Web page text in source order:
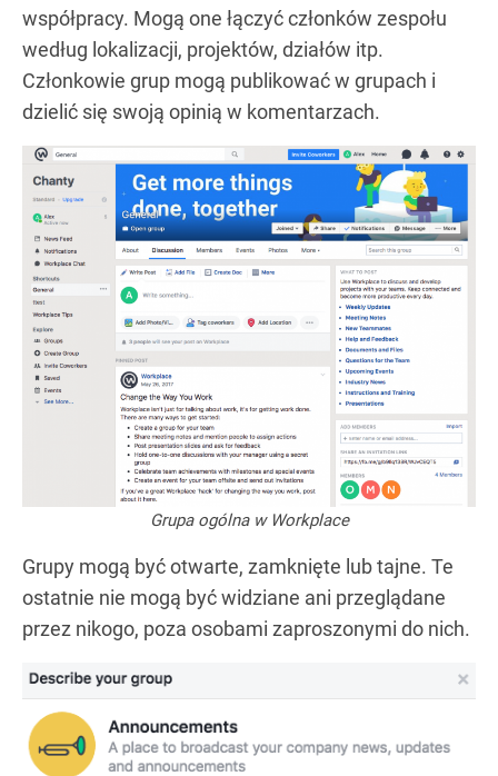
współpracy. Mogą one łączyć członków zespołu
według lokalizacji, projektów, działów itp.
Członkowie grup mogą publikować w grupach i
dzielić się swoją opinią w komentarzach.
Grupa ogólna w Workplace
Grupy mogą być otwarte, zamknięte lub tajne. Te
ostatnie nie mogą być widziane ani przeglądane
przez nikogo, poza osobami zaproszonymi do nich.